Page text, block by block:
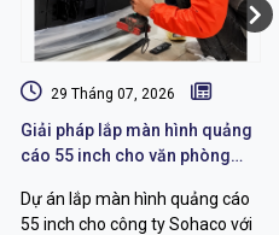
29 Tháng 07, 2026
Giải pháp lắp màn hình quảng
cáo 55 inch cho văn phòng
Dự án lắp màn hình quảng cáo
55 inch cho công ty Sohaco với